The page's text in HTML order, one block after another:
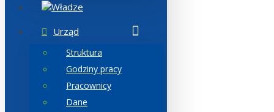
Władze
Urząd
Struktura
Godziny pracy
Pracownicy
Dane